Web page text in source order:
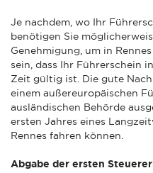
Je nachdem, wo Ihr
benötigen Sie
Genehmigung, um in
sein, dass Ihr Führerschein
Zeit gültig ist. Die gute
einem außereuropäischen
ausländischen Behörde
ersten Jahres eines
Rennes fahren können.
Abgabe der ersten